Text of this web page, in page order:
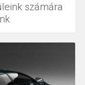
számára